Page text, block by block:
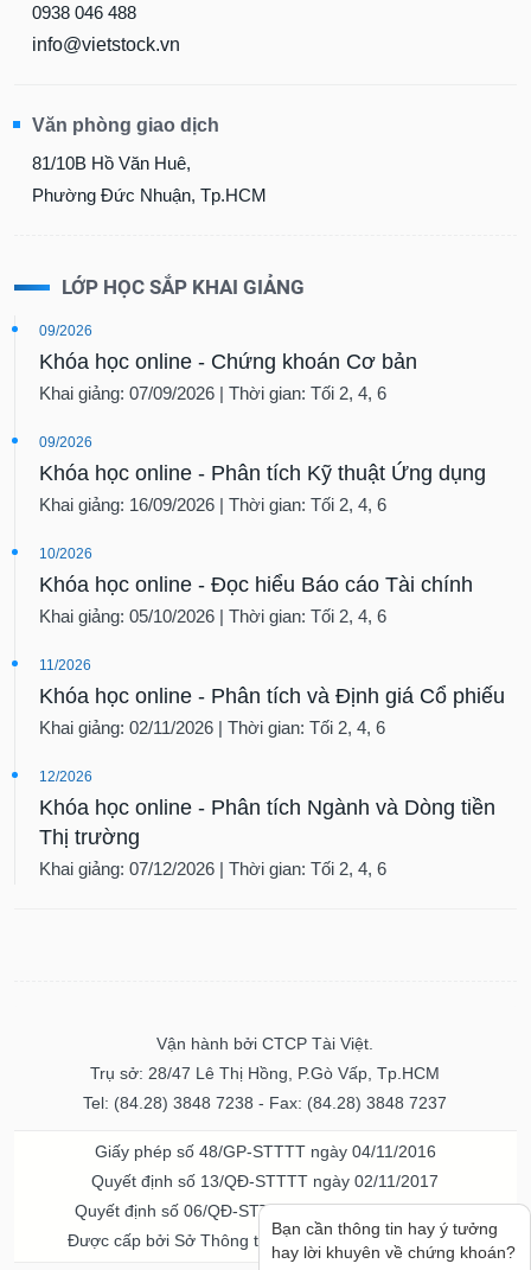
0938 046 488
info@vietstock.vn
Văn phòng giao dịch
81/10B Hồ Văn Huê,
Phường Đức Nhuận, Tp.HCM
LỚP HỌC SẮP KHAI GIẢNG
09/2026
Khóa học online - Chứng khoán Cơ bản
Khai giảng: 07/09/2026 | Thời gian: Tối 2, 4, 6
09/2026
Khóa học online - Phân tích Kỹ thuật Ứng dụng
Khai giảng: 16/09/2026 | Thời gian: Tối 2, 4, 6
10/2026
Khóa học online - Đọc hiểu Báo cáo Tài chính
Khai giảng: 05/10/2026 | Thời gian: Tối 2, 4, 6
11/2026
Khóa học online - Phân tích và Định giá Cổ phiếu
Khai giảng: 02/11/2026 | Thời gian: Tối 2, 4, 6
12/2026
Khóa học online - Phân tích Ngành và Dòng tiền
Thị trường
Khai giảng: 07/12/2026 | Thời gian: Tối 2, 4, 6
Vận hành bởi CTCP Tài Việt.
Trụ sở: 28/47 Lê Thị Hồng, P.Gò Vấp, Tp.HCM
Tel: (84.28) 3848 7238 - Fax: (84.28) 3848 7237
Giấy phép số 48/GP-STTTT ngày 04/11/2016
Quyết định số 13/QĐ-STTTT ngày 02/11/2017
Quyết định số 06/QĐ-STTTT-ICP ngày 20/07/2023
Được cấp bởi Sở Thông tin và Truyền thông TPHCM
Bạn cần thông tin hay ý tưởng
hay lời khuyên về chứng khoán?